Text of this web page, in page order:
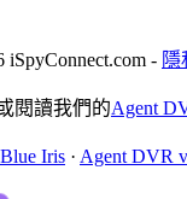
iSpyConnect.com - 隱
閱讀我們的Agent
Iris · Agent DVR